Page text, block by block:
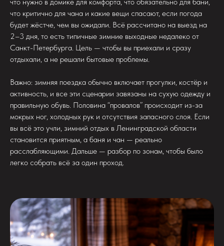
что критично для чана и какие вещи спасают, если погода
будет жёстче, чем вы ожидали. Всё рассчитано на выезд на
2–3 дня, то есть типичные зимние выходные недалеко от
Санкт-Петербурга. Цель — чтобы вы приехали и сразу
отдыхали, а не решали бытовые проблемы.
Важно: зимняя поездка обычно включает прогулки, костёр и
активность, и все эти сценарии завязаны на сухую одежду и
правильную обувь. Половина “провалов” происходит из-за
мокрых ног, холодных рук и отсутствия запасного слоя. Если
вы всё это учли, зимний отдых в Ленинградской области
становится приятным, а баня и чан — реально
расслабляющими. Дальше — разбор по зонам, чтобы было
легко собрать всё за один проход.